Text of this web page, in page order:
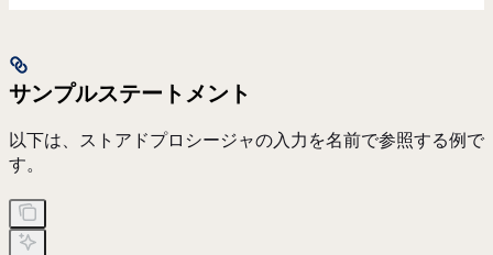
サンプルステートメント
以下は、ストアドプロシージャの入力を名前で参照する例で
す。